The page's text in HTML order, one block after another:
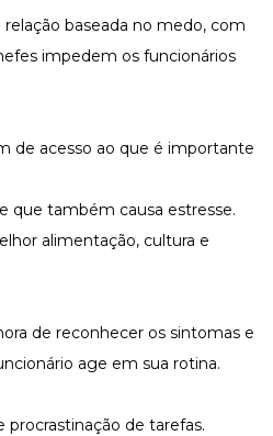
baseada no medo, com
impedem os funcionários
de acesso ao que é importante
que também causa estresse.
alimentação, cultura e
de reconhecer os sintomas e
age em sua rotina.
de tarefas.